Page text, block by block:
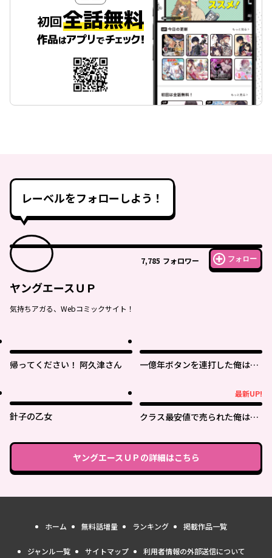
レーベルをフォローしよう！
7,785 フォロワー フォロー
ヤングエースＵＰ
気持ちアガる、Webコミックサイト！
帰ってください！ 阿久津さん
一億年ボタンを連打した俺は、
針子の乙女
最新UP!
クラス最安値で売られた俺は、
ヤングエースＵＰ の詳細はこちら
ホーム 無料話増量 ランキング 掲載作品一覧
ジャンル一覧 サイトマップ 利用者情報の外部送信について